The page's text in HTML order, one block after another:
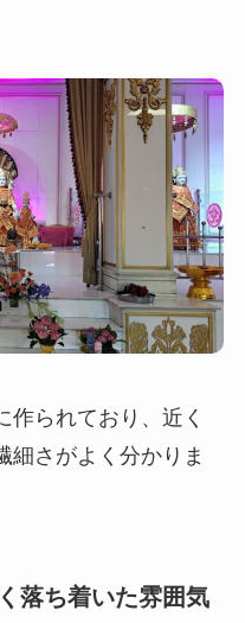
られており、近く
細さがよく分かりま
落ち着いた雰囲気